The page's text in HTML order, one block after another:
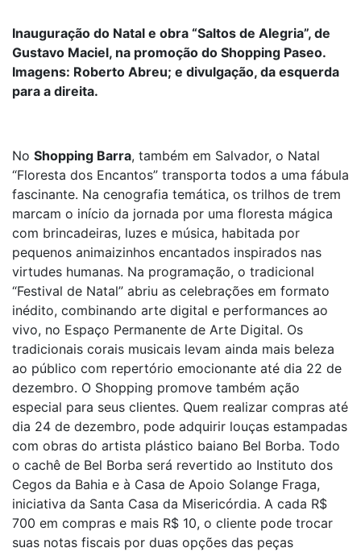
Inauguração do Natal e obra “Saltos de Alegria”, de
Gustavo Maciel, na promoção do Shopping Paseo.
Imagens: Roberto Abreu; e divulgação, da esquerda
para a direita.
No Shopping Barra, também em Salvador, o Natal
“Floresta dos Encantos” transporta todos a uma fábula
fascinante. Na cenografia temática, os trilhos de trem
marcam o início da jornada por uma floresta mágica
com brincadeiras, luzes e música, habitada por
pequenos animaizinhos encantados inspirados nas
virtudes humanas. Na programação, o tradicional
“Festival de Natal” abriu as celebrações em formato
inédito, combinando arte digital e performances ao
vivo, no Espaço Permanente de Arte Digital. Os
tradicionais corais musicais levam ainda mais beleza
ao público com repertório emocionante até dia 22 de
dezembro. O Shopping promove também ação
especial para seus clientes. Quem realizar compras até
dia 24 de dezembro, pode adquirir louças estampadas
com obras do artista plástico baiano Bel Borba. Todo
o cachê de Bel Borba será revertido ao Instituto dos
Cegos da Bahia e à Casa de Apoio Solange Fraga,
iniciativa da Santa Casa da Misericórdia. A cada R$
700 em compras e mais R$ 10, o cliente pode trocar
suas notas fiscais por duas opções das peças